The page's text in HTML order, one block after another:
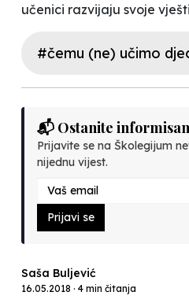
učenici razvijaju svoje
#čemu (ne) učimo
📬 Ostanite
Prijavite se na Školegijum
nijednu vijest.
Prijavi se
Saša Buljević
16.05.2018 · 4 min čitanja